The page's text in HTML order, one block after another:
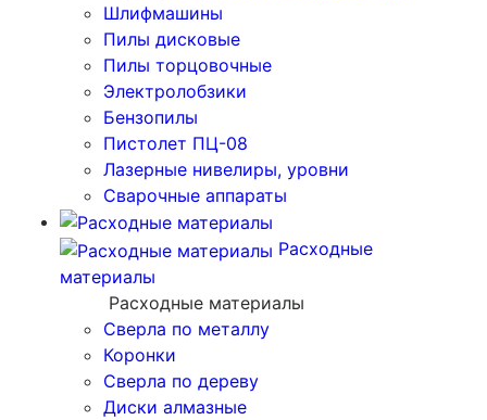
Шлифмашины
Пилы дисковые
Пилы торцовочные
Электролобзики
Бензопилы
Пистолет ПЦ-08
Лазерные нивелиры, уровни
Сварочные аппараты
Расходные
материалы
Расходные материалы
Сверла по металлу
Коронки
Сверла по дереву
Диски алмазные